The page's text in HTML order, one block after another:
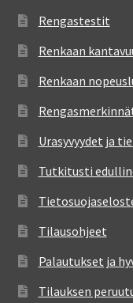
Rengastestit
Renkaan
Renkaan
Urasyvyydet ja
Tutkitusti
Tilausohjeet
Palautukset ja
Tilauksen